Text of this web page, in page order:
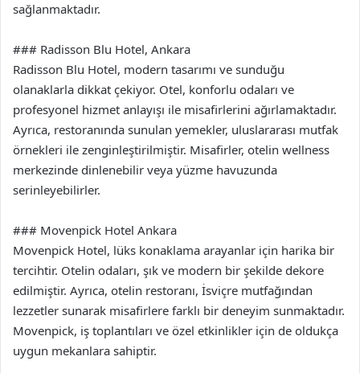
sağlanmaktadır.
### Radisson Blu Hotel, Ankara
Radisson Blu Hotel, modern tasarımı ve sunduğu
olanaklarla dikkat çekiyor. Otel, konforlu odaları ve
profesyonel hizmet anlayışı ile misafirlerini ağırlamaktadır.
Ayrıca, restoranında sunulan yemekler, uluslararası mutfak
örnekleri ile zenginleştirilmiştir. Misafirler, otelin wellness
merkezinde dinlenebilir veya yüzme havuzunda
serinleyebilirler.
### Movenpick Hotel Ankara
Movenpick Hotel, lüks konaklama arayanlar için harika bir
tercihtir. Otelin odaları, şık ve modern bir şekilde dekore
edilmiştir. Ayrıca, otelin restoranı, İsviçre mutfağından
lezzetler sunarak misafirlere farklı bir deneyim sunmaktadır.
Movenpick, iş toplantıları ve özel etkinlikler için de oldukça
uygun mekanlara sahiptir.